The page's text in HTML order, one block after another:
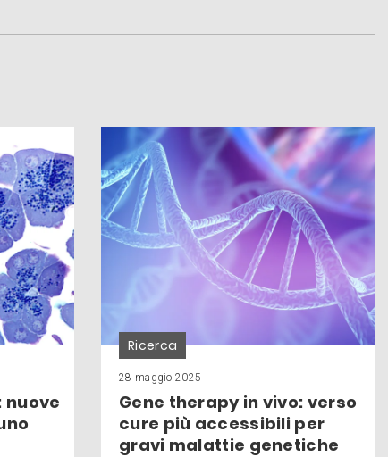
nuove
Ricerca
28 maggio 2025
Gene therapy in vivo: verso
cure più accessibili per
gravi malattie genetiche